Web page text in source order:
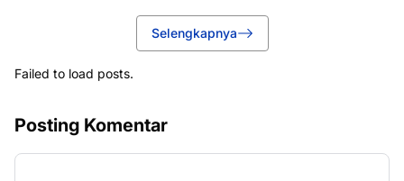
Selengkapnya
Failed to load posts.
Posting Komentar